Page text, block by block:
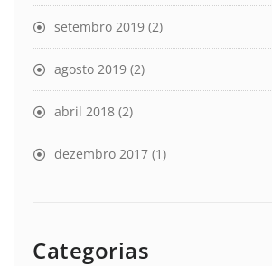
setembro 2019 (2)
agosto 2019 (2)
abril 2018 (2)
dezembro 2017 (1)
Categorias